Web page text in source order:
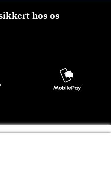
hos os